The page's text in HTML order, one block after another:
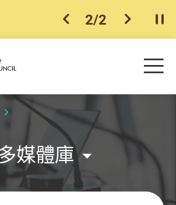
上一個
2/2 下一個開
目
媒體庫